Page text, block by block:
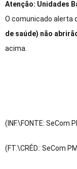
Atenção: Unidades
O comunicado alerta
de saúde) não
acima.
(INF.\FONTE: SeCom
(FT.\CRÉD.: SeCom